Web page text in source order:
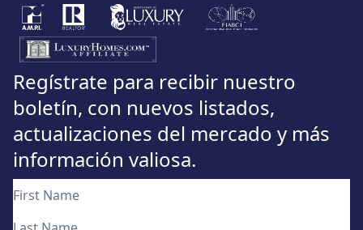
Regístrate para recibir nuestro
boletín, con nuevos listados,
actualizaciones del mercado y más
información valiosa.